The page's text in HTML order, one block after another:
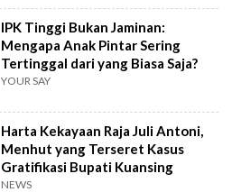
IPK Tinggi Bukan Jaminan:
Mengapa Anak Pintar Sering
Tertinggal dari yang Biasa Saja?
YOUR SAY
Harta Kekayaan Raja Juli Antoni,
Menhut yang Terseret Kasus
Gratifikasi Bupati Kuansing
NEWS